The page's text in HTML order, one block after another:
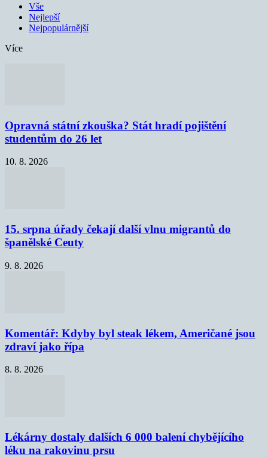
Vše
Nejlepší
Nejpopulárnější
Více
Opravná státní zkouška? Stát hradí pojištění
studentům do 26 let
10. 8. 2026
15. srpna úřady čekají další vlnu migrantů do
španělské Ceuty
9. 8. 2026
Komentář: Kdyby byl steak lékem, Američané jsou
zdraví jako řípa
8. 8. 2026
Lékárny dostaly dalších 6 000 balení chybějícího
léku na rakovinu prsu